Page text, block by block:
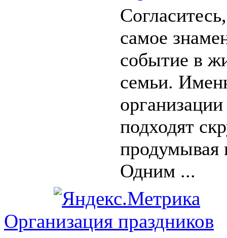
самое
событие в
семьи.
подходят
продумывая
Одним ...
Организация праздников